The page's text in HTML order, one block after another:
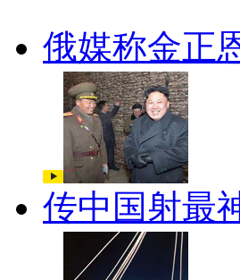
俄媒称金正
传中国射最